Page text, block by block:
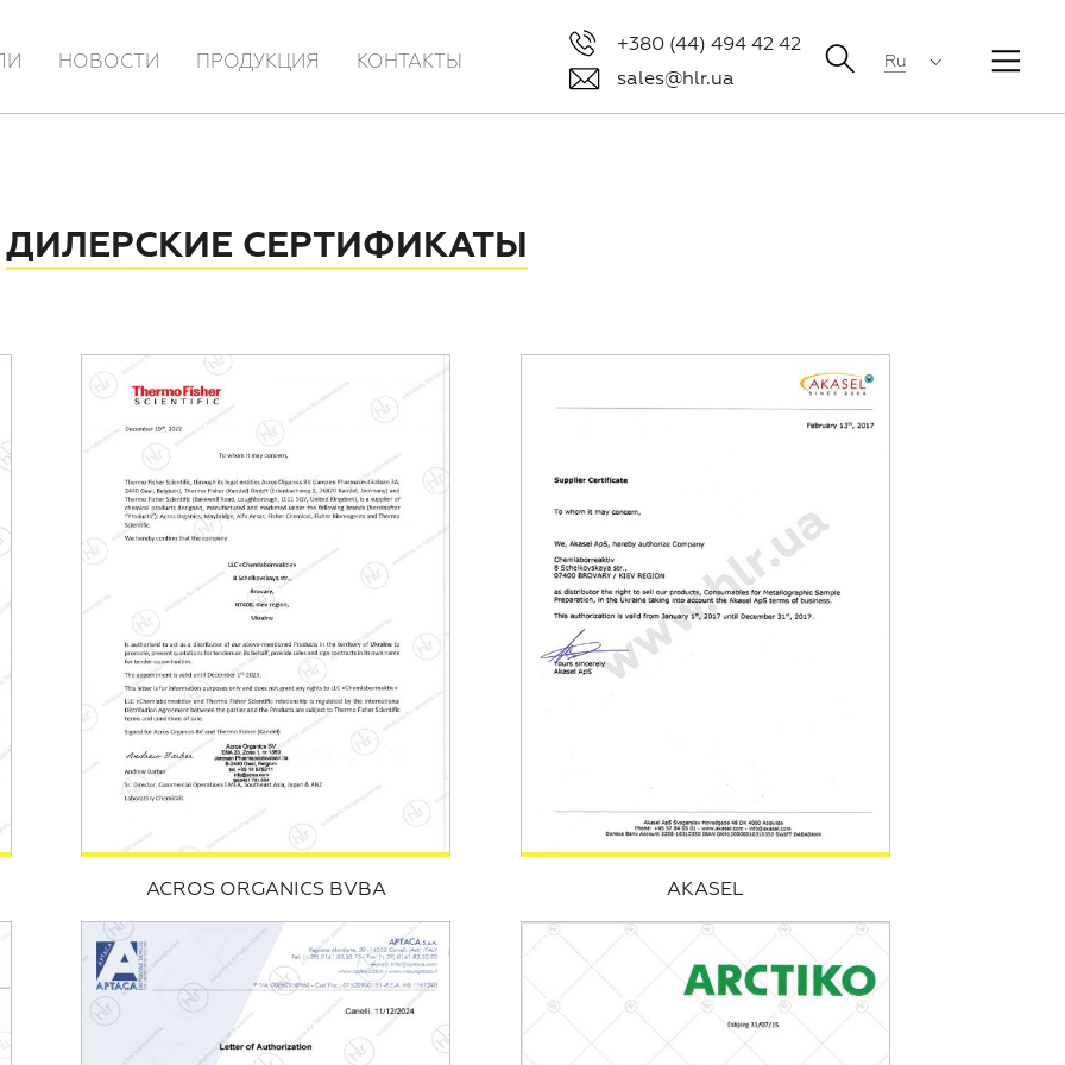
НОВОСТИ ПРОДУКЦИЯ КОНТАКТЫ
+380 (44) 494 42 42
sales@hlr.ua
Ru
ДИЛЕРСКИЕ СЕРТИФИКАТЫ
ACROS ORGANICS BVBA AKASEL